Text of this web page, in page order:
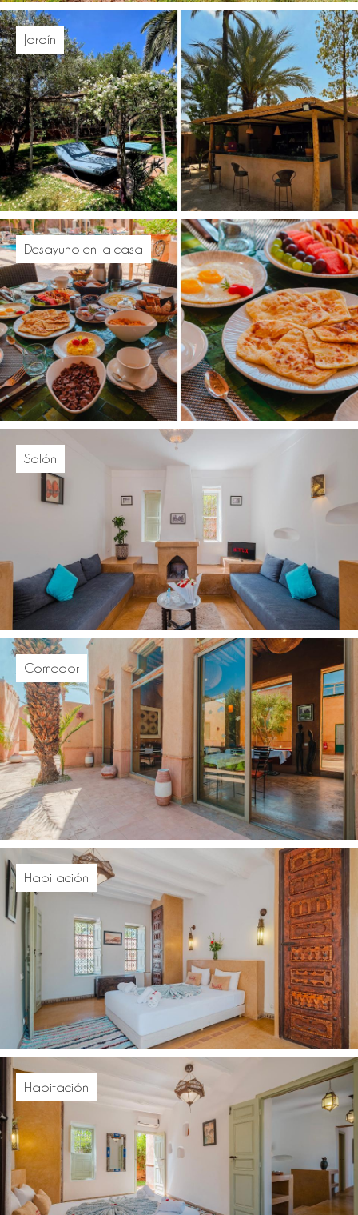
Jardín
Desayuno en la casa
Salón
Comedor
Habitación
Habitación